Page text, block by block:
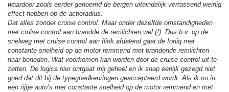
waardoor zoals eerder genoemd de bergen uiteindelijk verrassend weinig
effect hebben op de actieradius.
Dat alles zonder cruise control. Maar onder dezelfde omstandigheden
met cruise control aan brandde de remlichten wel (!). Dus b.v. op de
snelweg met cruise control aan flink afdalend gaat de Ioniq met
constante snelheid op de motor remmend met brandende remlichten
naar beneden. Wat voorkomen kan worden door de cruise control uit te
zetten. De logica hier ontgaat mij geheel en ik snap eerlijk gezegd niet
goed dat dit bij de typegoedkeuringen geaccepteerd wordt. Als ik nu in
een rijtje auto’s met constante snelheid op de motor remmend en met